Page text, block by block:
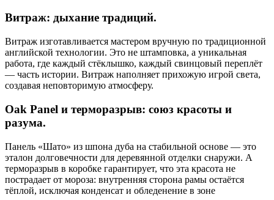
Витраж: дыхание традиций.
Витраж изготавливается мастером вручную по традиционной
английской технологии. Это не штамповка, а уникальная
работа, где каждый стёклышко, каждый свинцовый переплёт
— часть истории. Витраж наполняет прихожую игрой света,
создавая неповторимую атмосферу.
Oak Panel и терморазрыв: союз красоты и
разума.
Панель «Шато» из шпона дуба на стабильной основе — это
эталон долговечности для деревянной отделки снаружи. А
терморазрыв в коробке гарантирует, что эта красота не
пострадает от мороза: внутренняя сторона рамы остаётся
тёплой, исключая конденсат и обледенение в зоне